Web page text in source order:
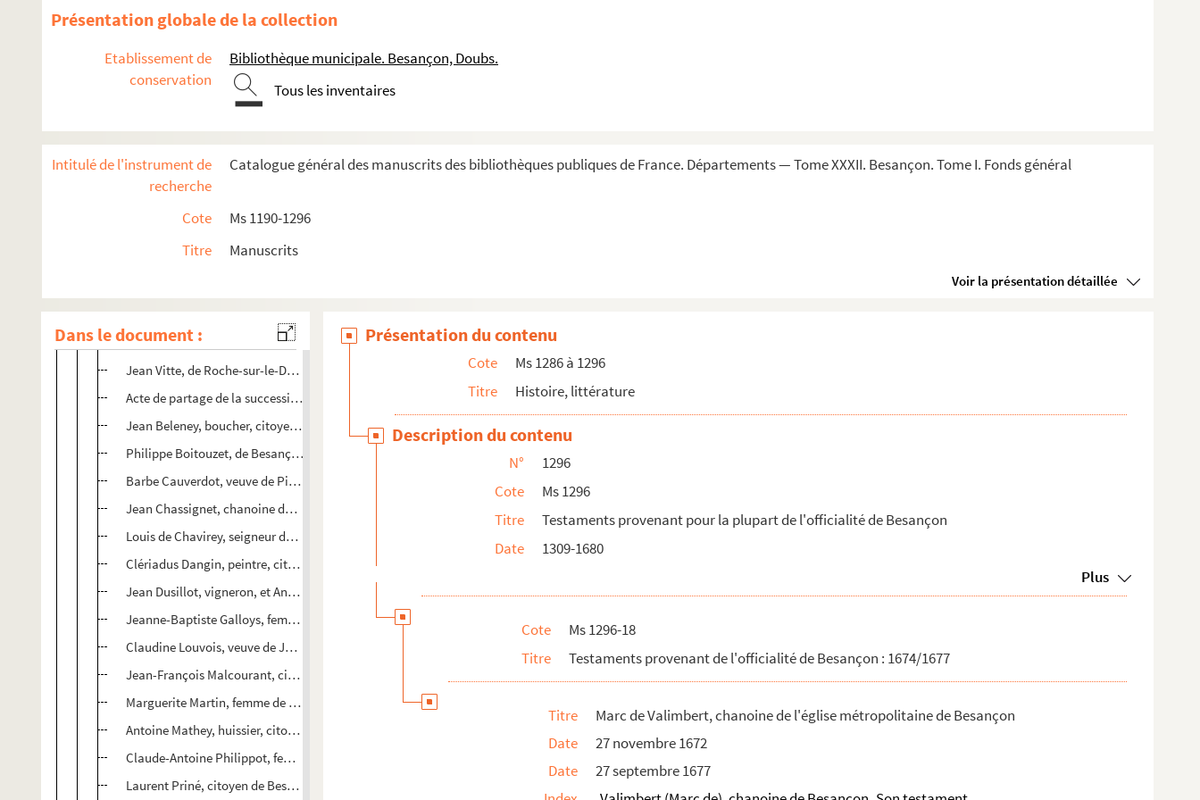
Présentation globale de la collection
Etablissement de
conservation
Bibliothèque municipale. Besançon, Doubs.
Tous les inventaires
Intitulé de l'instrument de
recherche
Catalogue général des manuscrits des bibliothèques publiques de France. Départements — Tome XXXII. Besançon. Tome I. Fonds général
Cote
Ms 1190-1296
Titre
Manuscrits
Voir la présentation détaillée
Dans le document :
Claire du Bief, d'Ornans, femme de Martin Roche, maître des enfants de chœur à l'église collégiale d...
Jacquette Fournier, femme d'Antoine Martin
Laurent Guyon, vigneron, citoyen de Besançon
Claude Marchand, de Luxeuil, secrétaire du marquis d'Hyenne, résidant à Besançon
Jeanne Morel, femme d'Antoine Carrand, vigneron, citoyen de Besançon
Claudine Piquand, femme de Nicolas Rousselot, marchand, citoyen de Besançon
Antoine Robin, citoyenne de Besançon
Étienne Virvo, vigneron, citoyen de Besançon
Jean Vitte, de Roche-sur-le-Doubs, résidant à Besançon
Acte de partage de la succession de Thierry Grosperrin
Jean Beleney, boucher, citoyen de Besançon
Philippe Boitouzet, de Besançon, Chartreux, sur le point de faire profession (passé à la Grande Char...
Barbe Cauverdot, veuve de Pierre Clerc, orfèvre, citoyen de Besançon
Jean Chassignet, chanoine du chapitre métropolitain de Besançon, prieur de Saint-Louis de Colonne
Louis de Chavirey, seigneur de Recologne, citoyen et gouverneur de Besançon
Clériadus Dangin, peintre, citoyen de Besançon
Jean Dusillot, vigneron, et Anne Maigrot, sa femme
Jeanne-Baptiste Galloys, femme de Clériadus Dangin, peintre, citoyen de Besançon
Claudine Louvois, veuve de Jacques Joseph, vigneron
Jean-François Malcourant, citoyen de Besançon
Marguerite Martin, femme de Pierre-François Prudent, vigneron
Antoine Mathey, huissier, citoyen de Besançon
Claude-Antoine Philippot, femme de Jean André, tailleur d'habits, citoyen de Besançon
Laurent Priné, citoyen de Besançon
Présentation du contenu
Cote
Ms 1286 à 1296
Titre
Histoire, littérature
Description du contenu
N°
1296
Cote
Ms 1296
Titre
Testaments provenant pour la plupart de l'officialité de Besançon
Date
1309-1680
Plus
Cote
Ms 1296-18
Titre
Testaments provenant de l'officialité de Besançon : 1674/1677
Titre
Marc de Valimbert, chanoine de l'église métropolitaine de Besançon
Date
27 novembre 1672
Date
27 septembre 1677